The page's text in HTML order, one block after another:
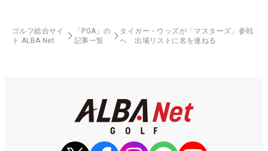
ゴルフ総合サイ
ト ALBA Net
「PGA」の
記事一覧
タイガー・ウッズが「マスターズ」参戦
へ 出場リストに名を連ねる